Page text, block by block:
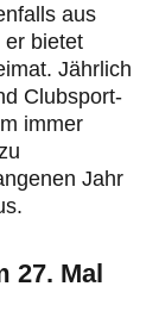
aus
er bietet
Jährlich
Clubsport-
immer
Jahr
27. Mal